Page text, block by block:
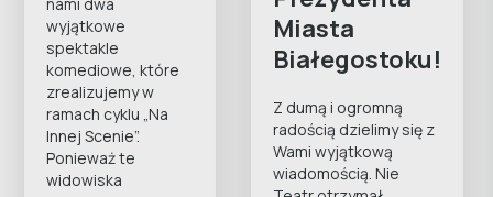
wyjątkowe
spektakle
komediowe, które
zrealizujemy w
ramach cyklu „Na
Innej Scenie”.
Ponieważ te
widowiska
Miasta
Białegostoku!
Z dumą i ogromną
radością dzielimy się z
Wami wyjątkową
wiadomością. Nie